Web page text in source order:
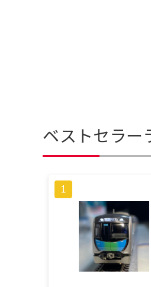
ベストセラー